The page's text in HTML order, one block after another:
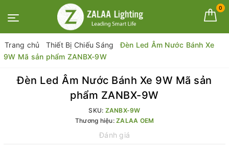
0
Trang chủ Thiết Bị Chiếu Sáng
Đèn Led Âm Nước Bánh Xe
9W Mã sản phẩm ZANBX-9W
Đèn Led Âm Nước Bánh Xe 9W Mã sản
phẩm ZANBX-9W
SKU: ZANBX-9W
Thương hiệu: ZALAA OEM
Đánh giá